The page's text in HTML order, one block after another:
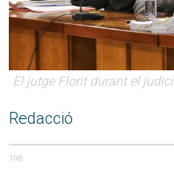
El jutge Florit durant el
Redacció
198